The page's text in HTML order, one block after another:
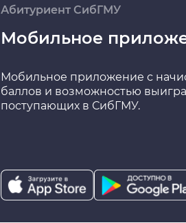
Абитуриент СибГМУ
Мобильное
Мобильное приложение с
баллов и возможностью
поступающих в СибГМУ.
Загрузить
App
Загрузить
Google